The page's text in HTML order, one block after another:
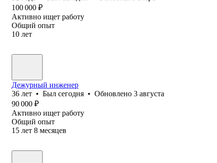
100 000 ₽
Активно ищет работу
Общий опыт
10 лет
Дежурный инженер
36 лет • Был сегодня • Обновлено 3 августа
90 000 ₽
Активно ищет работу
Общий опыт
15 лет 8 месяцев